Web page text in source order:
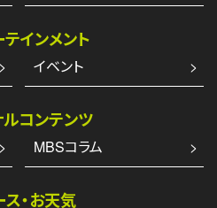
インメント
イベント
コンテンツ
MBSコラム
ス・お天気